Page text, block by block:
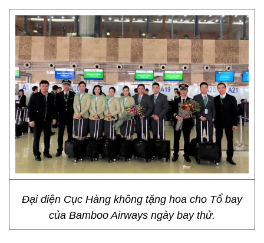
Đại diện Cục Hàng không tặng hoa cho Tổ bay
của Bamboo Airways ngày bay thử.